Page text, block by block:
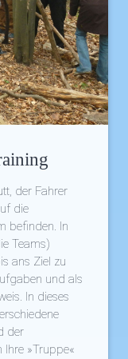
der Fahrer
die
befinden. In
Teams)
ans Ziel zu
und als
In dieses
der
»Truppe«